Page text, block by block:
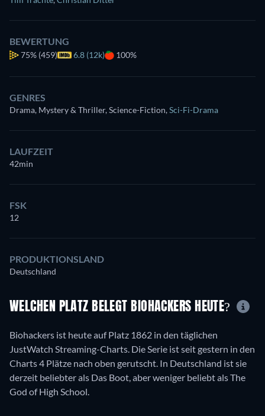
BEWERTUNG
75% (459) 6.8 (12k) 100%
GENRES
Drama, Mystery & Thriller, Science-Fiction,Sci-Fi-Drama
LAUFZEIT
42min
FSK
12
PRODUKTIONSLAND
Deutschland
WELCHEN PLATZ BELEGT BIOHACKERS HEUTE?
Biohackers ist heute auf Platz 1862 in den täglichen
JustWatch Streaming-Charts. Die Serie ist seit gestern in den
Charts 4 Plätze nach oben gerutscht. In Deutschland ist sie
derzeit beliebter als Das Boot, aber weniger beliebt als The
God of High School.